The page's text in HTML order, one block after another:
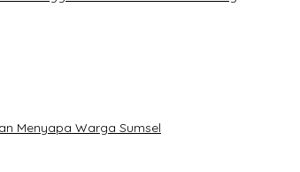
Menyapa Warga Sumsel